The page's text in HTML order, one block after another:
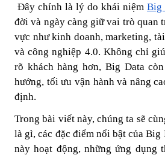
Đây chính là lý do khái niệm Big
đời và ngày càng giữ vai trò quan
vực như kinh doanh, marketing,
và công nghiệp 4.0. Không chỉ
rõ khách hàng hơn, Big Data
hướng, tối ưu vận hành và nâng
định.
Trong bài viết này, chúng ta sẽ
là gì, các đặc điểm nổi bật của Big
này hoạt động, những ứng dụng